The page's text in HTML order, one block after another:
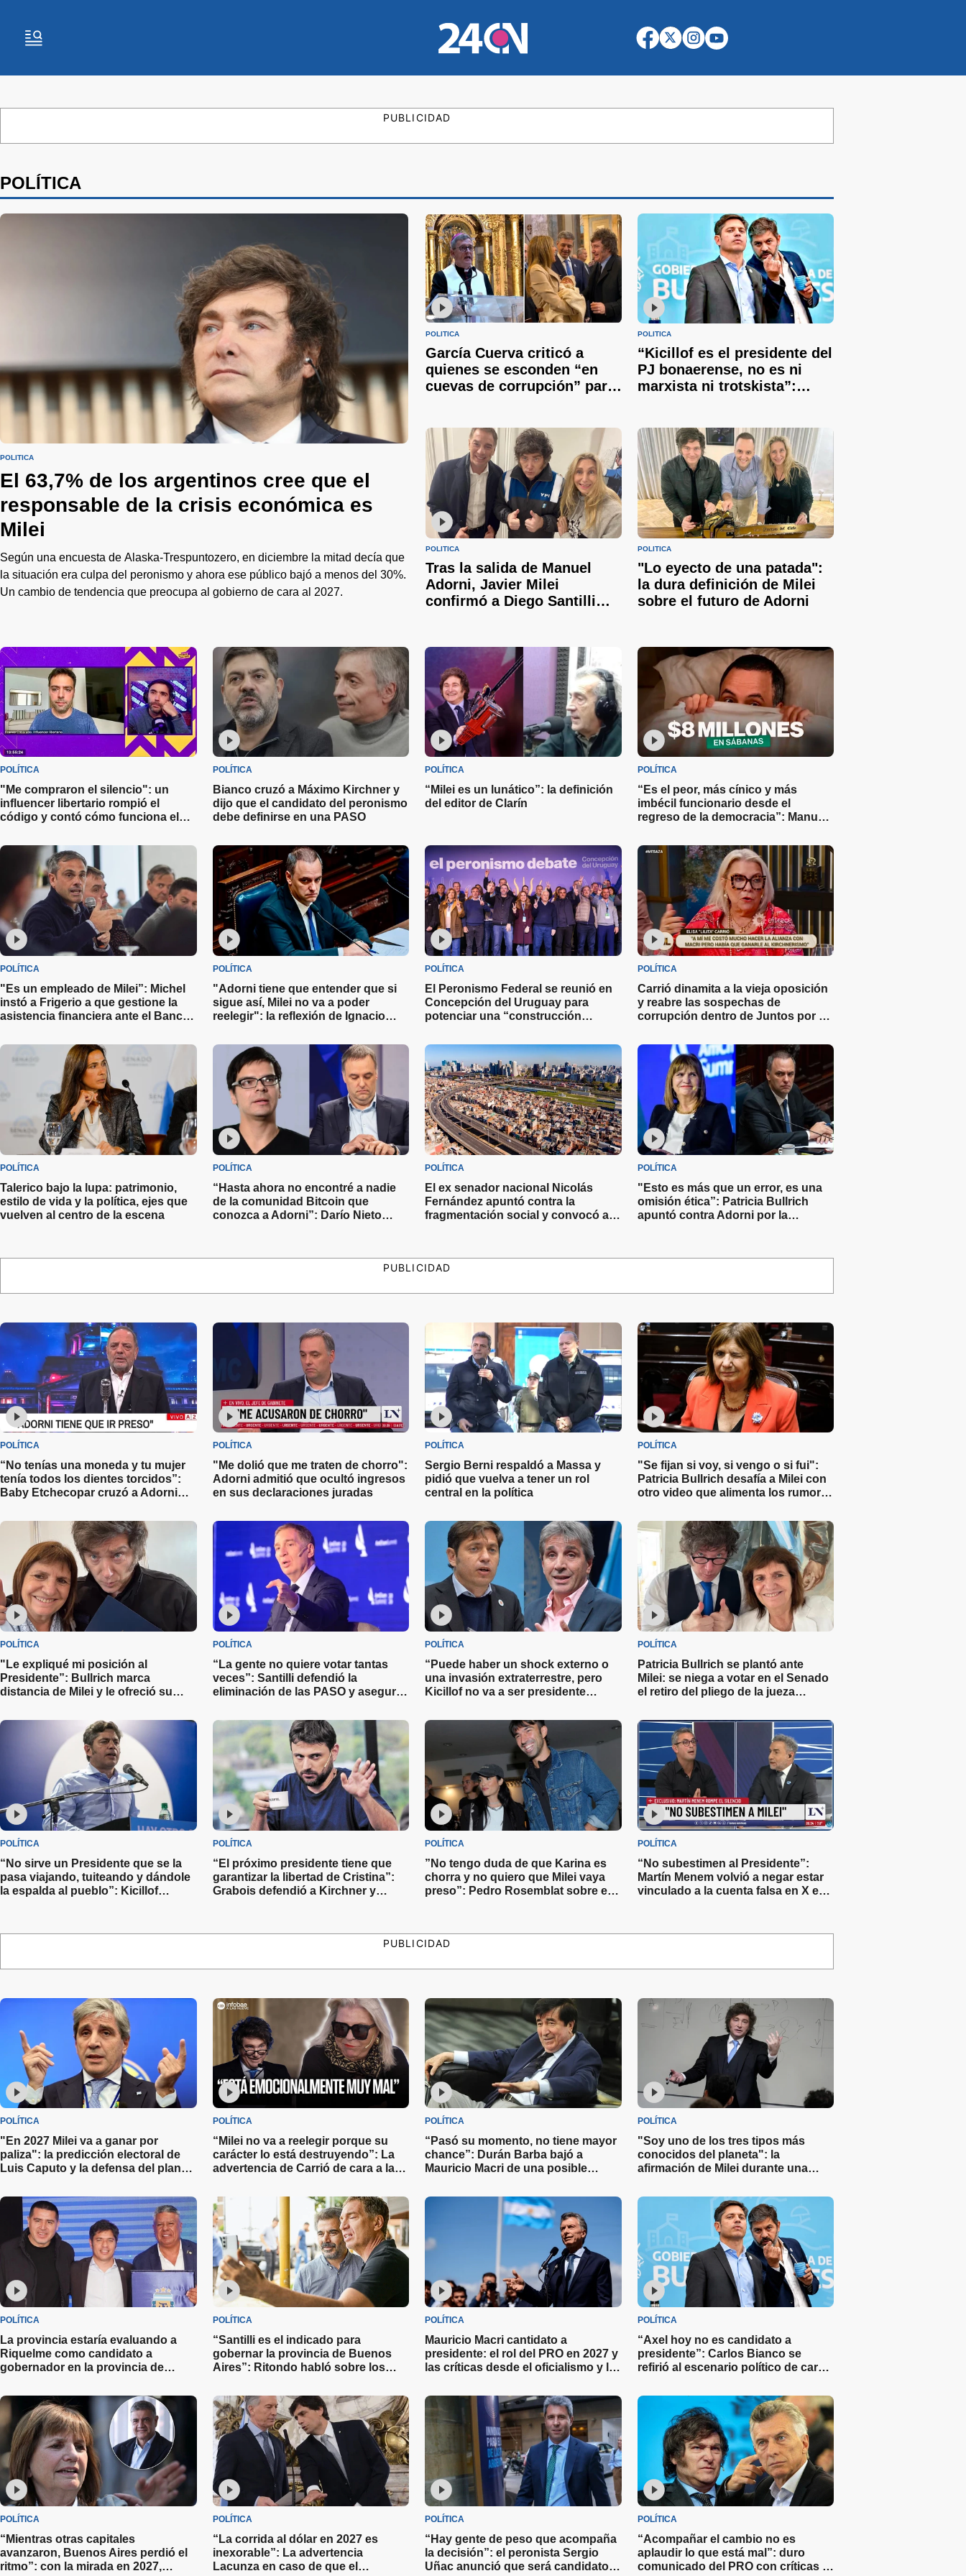
PUBLICIDAD
POLÍTICA
POLÍTICA
El 63,7% de los argentinos cree que el
responsable de la crisis económica es
Milei
Según una encuesta de Alaska-Trespuntozero, en diciembre la mitad decía que
la situación era culpa del peronismo y ahora ese público bajó a menos del 30%.
Un cambio de tendencia que preocupa al gobierno de cara al 2027.
POLÍTICA
García Cuerva criticó a
quienes se esconden “en
cuevas de corrupción” para
POLÍTICA
“Kicillof es el presidente del
PJ bonaerense, no es ni
marxista ni trotskista”:
Sergio Berni
POLÍTICA
Tras la salida de Manuel
Adorni, Javier Milei
confirmó a Diego Santilli
POLÍTICA
"Lo eyecto de una patada":
la dura definición de Milei
sobre el futuro de Adorni
POLÍTICA
"Me compraron el silencio": un
influencer libertario rompió el
código y contó cómo funciona el
POLÍTICA
Bianco cruzó a Máximo Kirchner y
dijo que el candidato del peronismo
debe definirse en una PASO
POLÍTICA
“Milei es un lunático”: la definición
del editor de Clarín
POLÍTICA
“Es el peor, más cínico y más
imbécil funcionario desde el
regreso de la democracia”: Manu
millones en sábanas
POLÍTICA
"Es un empleado de Milei”: Michel
instó a Frigerio a que gestione la
asistencia financiera ante el Banco
Tres Arroyos
POLÍTICA
"Adorni tiene que entender que si
sigue así, Milei no va a poder
reelegir": la reflexión de Ignacio
el Jefe de Gabinete
POLÍTICA
El Peronismo Federal se reunió en
Concepción del Uruguay para
potenciar una “construcción
2027
POLÍTICA
Carrió dinamita a la vieja oposición
y reabre las sospechas de
corrupción dentro de Juntos por el
POLÍTICA
Talerico bajo la lupa: patrimonio,
estilo de vida y la política, ejes que
vuelven al centro de la escena
POLÍTICA
“Hasta ahora no encontré a nadie
de la comunidad Bitcoin que
conozca a Adorni”: Darío Nieto
POLÍTICA
El ex senador nacional Nicolás
Fernández apuntó contra la
fragmentación social y convocó a
POLÍTICA
"Esto es más que un error, es una
omisión ética”: Patricia Bullrich
apuntó contra Adorni por la
PUBLICIDAD
POLÍTICA
“No tenías una moneda y tu mujer
tenía todos los dientes torcidos”:
Baby Etchecopar cruzó a Adorni
declaración jurada
POLÍTICA
"Me dolió que me traten de chorro":
Adorni admitió que ocultó ingresos
en sus declaraciones juradas
POLÍTICA
Sergio Berni respaldó a Massa y
pidió que vuelva a tener un rol
central en la política
POLÍTICA
"Se fijan si voy, si vengo o si fui":
Patricia Bullrich desafía a Milei con
otro video que alimenta los rumores
POLÍTICA
"Le expliqué mi posición al
Presidente”: Bullrich marca
distancia de Milei y le ofreció su
Libertad Avanza
POLÍTICA
“La gente no quiere votar tantas
veces”: Santilli defendió la
eliminación de las PASO y aseguró
millones de dólares
POLÍTICA
“Puede haber un shock externo o
una invasión extraterrestre, pero
Kicillof no va a ser presidente
kirchnerismo
POLÍTICA
Patricia Bullrich se plantó ante
Milei: se niega a votar en el Senado
el retiro del pliego de la jueza
POLÍTICA
“No sirve un Presidente que se la
pasa viajando, tuiteando y dándole
la espalda al pueblo”: Kicillof
POLÍTICA
“El próximo presidente tiene que
garantizar la libertad de Cristina”:
Grabois defendió a Kirchner y
POLÍTICA
”No tengo duda de que Karina es
chorra y no quiero que Milei vaya
preso”: Pedro Rosemblat sobre el
POLÍTICA
“No subestimen al Presidente”:
Martín Menem volvió a negar estar
vinculado a la cuenta falsa en X en
PUBLICIDAD
POLÍTICA
"En 2027 Milei va a ganar por
paliza": la predicción electoral de
Luis Caputo y la defensa del plan
POLÍTICA
“Milei no va a reelegir porque su
carácter lo está destruyendo”: La
advertencia de Carrió de cara a las
POLÍTICA
“Pasó su momento, no tiene mayor
chance”: Durán Barba bajó a
Mauricio Macri de una posible
POLÍTICA
"Soy uno de los tres tipos más
conocidos del planeta": la
afirmación de Milei durante una
universidad privada
POLÍTICA
La provincia estaría evaluando a
Riquelme como candidato a
gobernador en la provincia de
POLÍTICA
“Santilli es el indicado para
gobernar la provincia de Buenos
Aires”: Ritondo habló sobre los
del 2027
POLÍTICA
Mauricio Macri cantidato a
presidente: el rol del PRO en 2027 y
las críticas desde el oficialismo y la
POLÍTICA
“Axel hoy no es candidato a
presidente”: Carlos Bianco se
refirió al escenario político de cara a
POLÍTICA
“Mientras otras capitales
avanzaron, Buenos Aires perdió el
ritmo”: con la mirada en 2027,
POLÍTICA
“La corrida al dólar en 2027 es
inexorable”: La advertencia
Lacunza en caso de que el
POLÍTICA
“Hay gente de peso que acompaña
la decisión”: el peronista Sergio
Uñac anunció que será candidato a
POLÍTICA
“Acompañar el cambio no es
aplaudir lo que está mal”: duro
comunicado del PRO con críticas y